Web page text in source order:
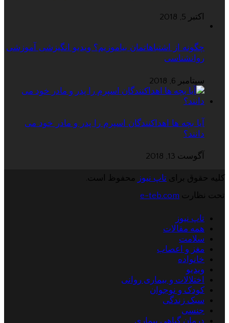
اکتبر 5, 2018
چگونه از اشتباهاتمان بیاموزیم؟ ویدیو انگیزشی آموزشی
روانشناسی
سپتامبر 6, 2018
آیا بچه ها اهداکنندگان اسپرم را پدر و مادر خود می
دانند؟
آگوست 13, 2018
کلیه حقوق برای تاپ نیوز
محفوظ است.
تحت نظارت e-teb.com
تاپ نیوز
همه مقالات
سلامت
مغز و اعصاب
خانواده
ویدیو
اختلالات و بیماری روانی
کودک و نوجوان
سبک زندگی
جنسی
درمان گیاهی بیماری